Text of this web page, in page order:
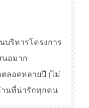
บริหารโครงการ
นอมาก
ลอดหลายปี (ไม่
านที่น่ารักทุกคน